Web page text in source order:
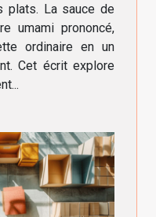
plats. La sauce de
umami prononcé,
ordinaire en un
Cet écrit explore